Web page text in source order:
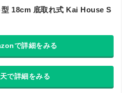
型 18cm 底取れ式 Kai House S
で詳細をみる
で詳細をみる